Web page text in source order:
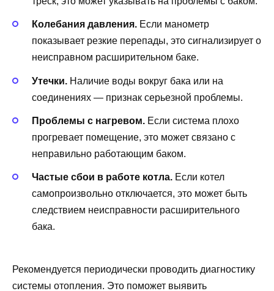
Колебания давления. Если манометр
показывает резкие перепады, это сигнализирует о
неисправном расширительном баке.
Утечки. Наличие воды вокруг бака или на
соединениях — признак серьезной проблемы.
Проблемы с нагревом. Если система плохо
прогревает помещение, это может связано с
неправильно работающим баком.
Частые сбои в работе котла. Если котел
самопроизвольно отключается, это может быть
следствием неисправности расширительного
бака.
Рекомендуется периодически проводить диагностику
системы отопления. Это поможет выявить